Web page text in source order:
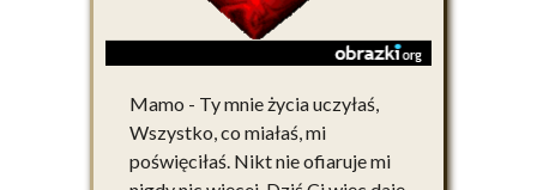
Mamo - Ty mnie życia uczyłaś,
Wszystko, co miałaś, mi
poświęciłaś. Nikt nie ofiaruje mi